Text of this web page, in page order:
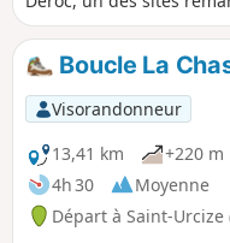
Boucle La
Visorandonneur
13,41 km
+220 m
4h 30
Moyenne
Départ à Saint-Urcize